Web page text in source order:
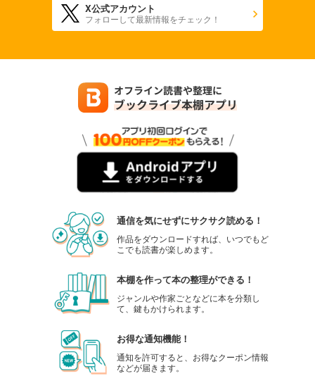
X公式アカウント
フォローして最新情報をチェック！
通信を気にせずにサクサク読める！
作品をダウンロードすれば、いつでもど
こでも読書が楽しめます。
本棚を作って本の整理ができる！
ジャンルや作家ごとなどに本を分類し
て、鍵もかけられます。
お得な通知機能！
通知を許可すると、お得なクーポン情報
などが届きます。